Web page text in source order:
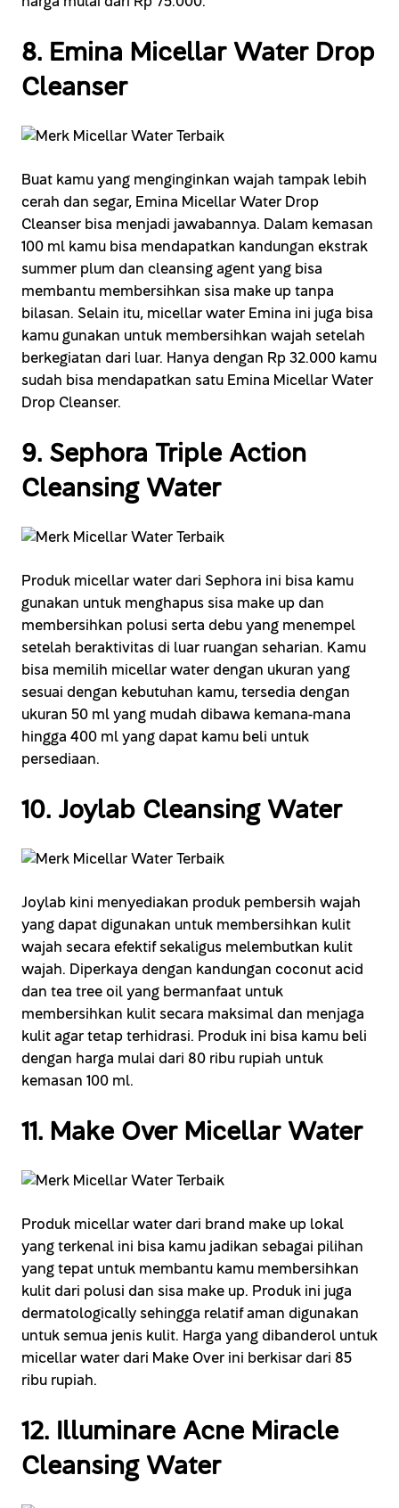
8. Emina Micellar Water Drop
Cleanser
Buat kamu yang menginginkan wajah tampak lebih
cerah dan segar, Emina Micellar Water Drop
Cleanser bisa menjadi jawabannya. Dalam kemasan
100 ml kamu bisa mendapatkan kandungan ekstrak
summer plum dan cleansing agent yang bisa
membantu membersihkan sisa make up tanpa
bilasan. Selain itu, micellar water Emina ini juga bisa
kamu gunakan untuk membersihkan wajah setelah
berkegiatan dari luar. Hanya dengan Rp 32.000 kamu
sudah bisa mendapatkan satu Emina Micellar Water
Drop Cleanser.
9. Sephora Triple Action
Cleansing Water
Produk micellar water dari Sephora ini bisa kamu
gunakan untuk menghapus sisa make up dan
membersihkan polusi serta debu yang menempel
setelah beraktivitas di luar ruangan seharian. Kamu
bisa memilih micellar water dengan ukuran yang
sesuai dengan kebutuhan kamu, tersedia dengan
ukuran 50 ml yang mudah dibawa kemana-mana
hingga 400 ml yang dapat kamu beli untuk
persediaan.
10. Joylab Cleansing Water
Joylab kini menyediakan produk pembersih wajah
yang dapat digunakan untuk membersihkan kulit
wajah secara efektif sekaligus melembutkan kulit
wajah. Diperkaya dengan kandungan coconut acid
dan tea tree oil yang bermanfaat untuk
membersihkan kulit secara maksimal dan menjaga
kulit agar tetap terhidrasi. Produk ini bisa kamu beli
dengan harga mulai dari 80 ribu rupiah untuk
kemasan 100 ml.
11. Make Over Micellar Water
Produk micellar water dari brand make up lokal
yang terkenal ini bisa kamu jadikan sebagai pilihan
yang tepat untuk membantu kamu membersihkan
kulit dari polusi dan sisa make up. Produk ini juga
dermatologically sehingga relatif aman digunakan
untuk semua jenis kulit. Harga yang dibanderol untuk
micellar water dari Make Over ini berkisar dari 85
ribu rupiah.
12. Illuminare Acne Miracle
Cleansing Water